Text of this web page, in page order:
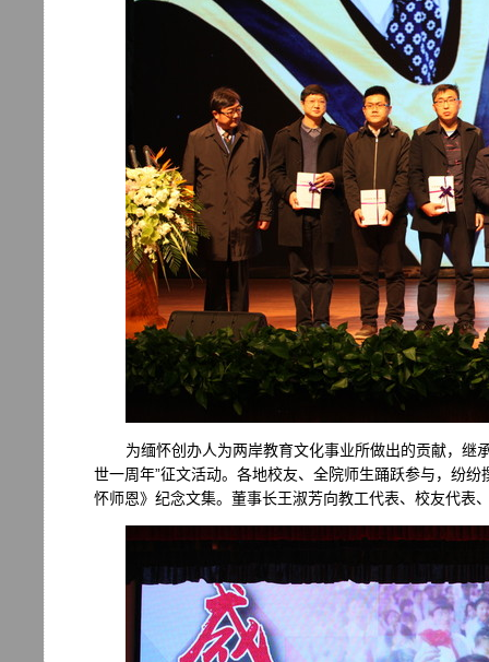
为缅怀创办人为两岸教育文化事业所做出的贡献，继
世一周年”征文活动。各地校友、全院师生踊跃参与，纷
怀师恩》纪念文集。董事长王淑芳向教工代表、校友代表